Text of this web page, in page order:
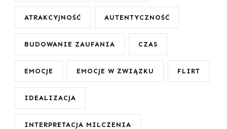
ATRAKCYJNOŚĆ AUTENTYCZNOŚĆ
BUDOWANIE ZAUFANIA CZAS
EMOCJE EMOCJE W ZWIĄZKU FLIRT
IDEALIZACJA
INTERPRETACJA MILCZENIA